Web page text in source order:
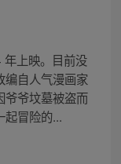
上映。目前没
编自人气漫画家
爷爷坟墓被盗而
起冒险的...